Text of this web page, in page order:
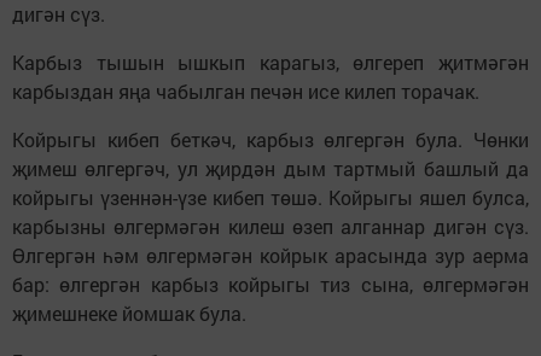
дигән сүз.
Карбыз тышын ышкып карагыз, өлгереп җитмәгән
карбыздан яңа чабылган печән исе килеп торачак.
Койрыгы кибеп беткәч, карбыз өлгергән була. Чөнки
җимеш өлгергәч, ул җирдән дым тартмый башлый да
койрыгы үзеннән-үзе кибеп төшә. Койрыгы яшел булса,
карбызны өлгермәгән килеш өзеп алганнар дигән сүз.
Өлгергән һәм өлгермәгән койрык арасында зур аерма
бар: өлгергән карбыз койрыгы тиз сына, өлгермәгән
җимешнеке йомшак була.